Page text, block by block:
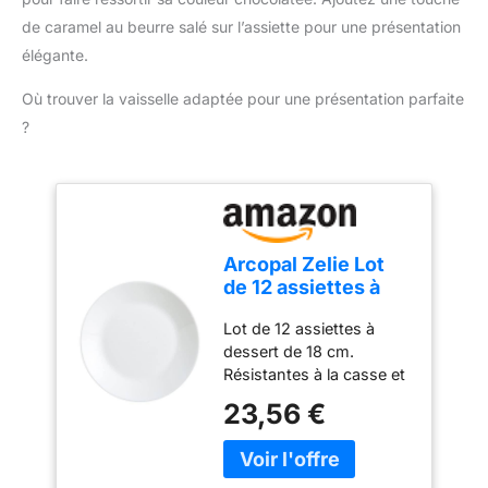
recommandé】 Lors du
nettoyage, veuillez
pour protéger le
poêle.
pratique pour un usage
d'un design compact, ce
de caramel au beurre salé sur l’assiette pour une présentation
élégante.
Où trouver la vaisselle adaptée pour une présentation parfaite
?
Arcopal Zelie Lot
de 12 assiettes à
opale extra
résistant Blanc 18
cm
Lot de 12 assiettes à
dessert de 18 cm.
Résistantes à la casse et
au lave-vaisselle,
résistantes aux
changements de
23,56 €